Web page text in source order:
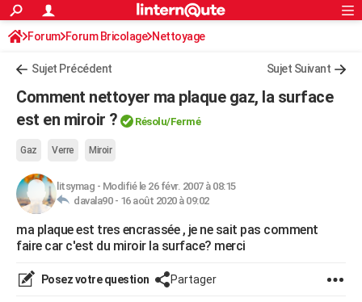
ACTUALITÉS
Politique
Société
Faits Divers
Education
Monde
Villes
+
Programme TV
Streaming
Cinéma
Sorties cinéma
Musique
FINANCE
Retraite
Impôts
Epargne
Immobilier
Risques naturels par ville
Banque
Assurance
Crédit
AUTO
Essais
Réserver un essai
Citadines
Berlines
SUV
Forum auto
HIGH-TECH
Mobiles
Meilleur smartphone
Internet
Ordinateurs
Jeux vidéo
Guide high-tech
BRICOLAGE
Forum
Aménagement intérieur
Extérieur
Cuisine
Salle de bains
Jardinage
Rangement
WEEK-END
Guides de France
Escapades
Patrimoine
Expositions
Musées
Week-end nature
LIFESTYLE
S'inscrire
Connexion
Forum Forum Bricolage Nettoyage
Sujet Précédent Sujet Suivant
Comment nettoyer ma plaque gaz, la surface
est en miroir ?
Résolu/Fermé
Gaz Verre Miroir
litsymag - Modifié le 26 févr. 2007 à 08:15
davala90 - 16 août 2020 à 09:02
ma plaque est tres encrassée , je ne sait pas comment
faire car c'est du miroir la surface? merci
Posez votre question Partager